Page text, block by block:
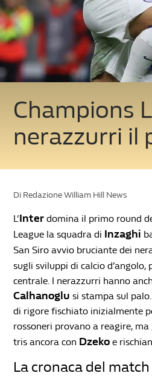
Champions
nerazzurri il
Di Redazione William Hill News
L’Inter domina il primo round
League la squadra di Inzaghi
San Siro avvio bruciante dei
sugli sviluppi di calcio d’angolo,
centrale. I nerazzurri hanno
Calhanoglu si stampa sul
di rigore fischiato inizialmente
rossoneri provano a reagire,
tris ancora con Dzeko e
La cronaca del match